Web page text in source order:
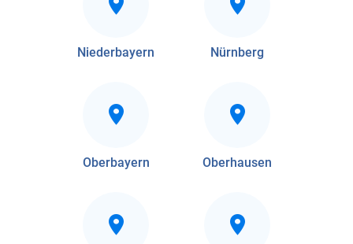
Niederbayern Nürnberg
Oberbayern Oberhausen